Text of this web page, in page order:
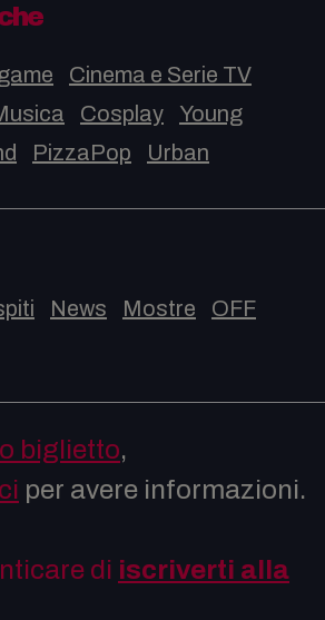
Cinema e Serie TV
Cosplay
Young
PizzaPop Urban
News Mostre
OFF
biglietto,
per avere informazioni.
di iscriverti alla